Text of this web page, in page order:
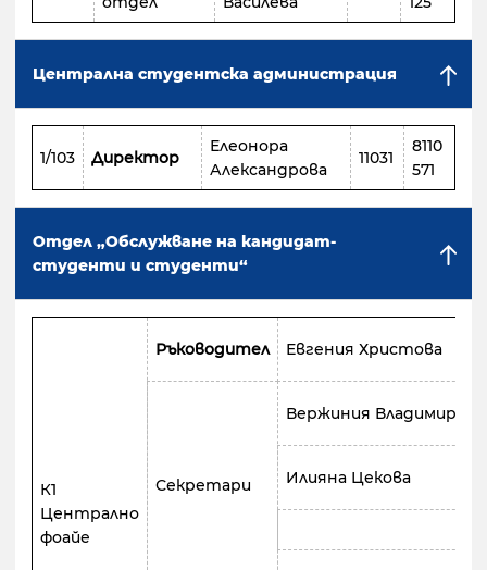
Централна студентска администрация
1/103 Директор
Елеонора
Александрова
11031
8110
571
Отдел „Обслужване на кандидат-
студенти и студенти“
К1
Централно
фоайе
Ръководител Евгения Христова
Секретари
Вержиния Владимирова
Илияна Цекова